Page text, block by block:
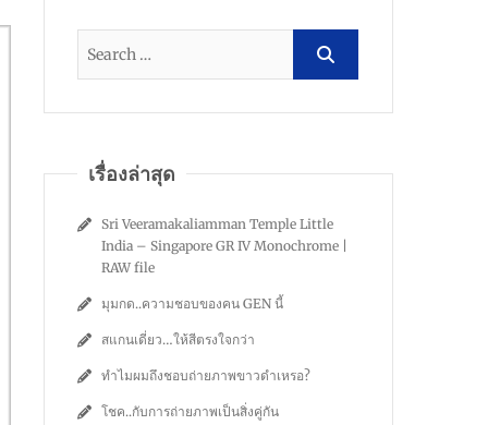
เรื่องล่าสุด
Sri Veeramakaliamman Temple Little
India – Singapore GR IV Monochrome |
RAW file
มุมกด..ความชอบของคน GEN นี้
สแกนเดี่ยว…ให้สีตรงใจกว่า
ทำไมผมถึงชอบถ่ายภาพขาวดำเหรอ?
โชค..กับการถ่ายภาพเป็นสิ่งคู่กัน